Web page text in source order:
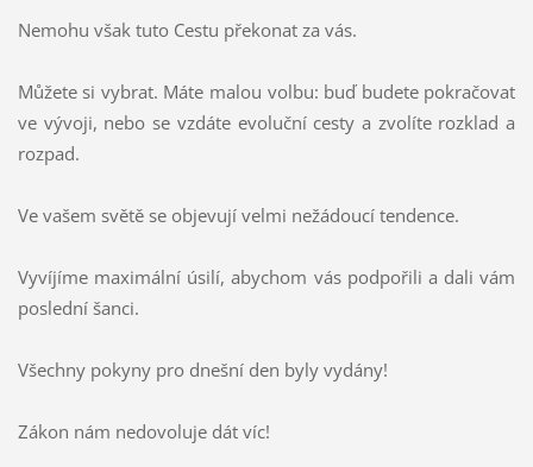
Nemohu však tuto Cestu překonat za vás.
Můžete si vybrat. Máte malou volbu: buď budete pokračovat
ve vývoji, nebo se vzdáte evoluční cesty a zvolíte rozklad a
rozpad.
Ve vašem světě se objevují velmi nežádoucí tendence.
Vyvíjíme maximální úsilí, abychom vás podpořili a dali vám
poslední šanci.
Všechny pokyny pro dnešní den byly vydány!
Zákon nám nedovoluje dát víc!